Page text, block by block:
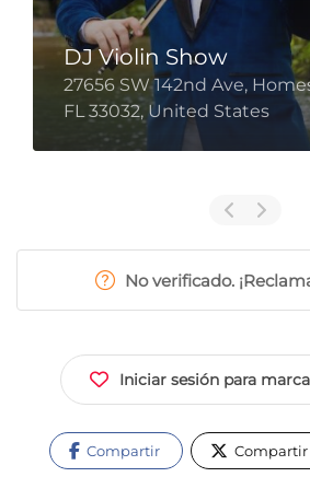
DJ Violin Show
27656 SW 142nd Ave,
FL 33032, United States
No verificado.
Iniciar sesión para
Compartir Compartir